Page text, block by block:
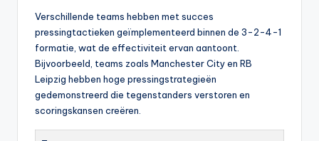
Verschillende teams hebben met succes
pressingtactieken geïmplementeerd binnen de 3-2-4-1
formatie, wat de effectiviteit ervan aantoont.
Bijvoorbeeld, teams zoals Manchester City en RB
Leipzig hebben hoge pressingstrategieën
gedemonstreerd die tegenstanders verstoren en
scoringskansen creëren.